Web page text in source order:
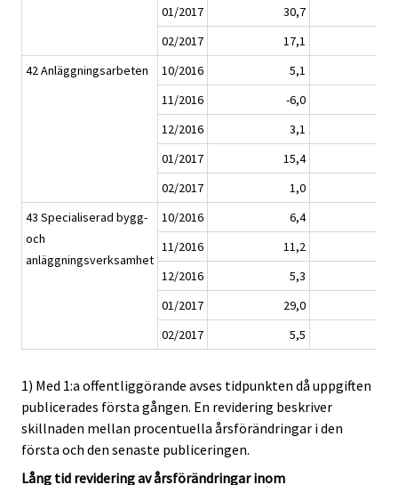
01/2017
30,7
02/2017
17,1
42 Anläggningsarbeten
10/2016 5,1
11/2016
-6,0
12/2016
3,1
01/2017
15,4
02/2017
1,0
43 Specialiserad bygg-
och
anläggningsverksamhet
10/2016 6,4
11/2016
11,2
12/2016
5,3
01/2017
29,0
02/2017
5,5
1) Med 1:a offentliggörande avses tidpunkten då uppgiften
publicerades första gången. En revidering beskriver
skillnaden mellan procentuella årsförändringar i den
första och den senaste publiceringen.
Lång tid revidering av årsförändringar inom